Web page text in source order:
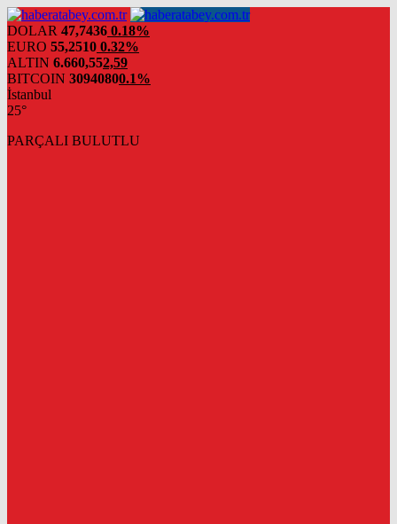
DOLAR 47,7436 0.18%
EURO 55,2510 0.32%
ALTIN 6.660,552,59
BITCOIN 30940800.1%
İstanbul
25°
PARÇALI BULUTLU